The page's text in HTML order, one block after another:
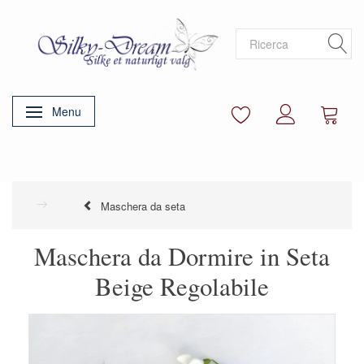
Attiva/disattiva navigazione
Menu
Maschera da seta
Maschera da Dormire in Seta
Beige Regolabile